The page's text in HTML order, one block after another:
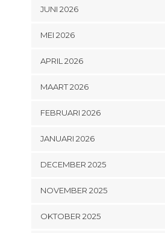
JUNI 2026
MEI 2026
APRIL 2026
MAART 2026
FEBRUARI 2026
JANUARI 2026
DECEMBER 2025
NOVEMBER 2025
OKTOBER 2025